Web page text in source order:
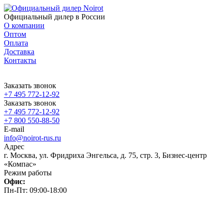
Официальный дилер в России
О компании
Оптом
Оплата
Доставка
Контакты
Заказать звонок
+7 495 772-12-92
Заказать звонок
+7 495 772-12-92
+7 800 550-88-50
E-mail
info@noirot-rus.ru
Адрес
г. Москва, ул. Фридриха Энгельса, д. 75, стр. 3, Бизнес-центр
«Компас»
Режим работы
Офис:
Пн-Пт: 09:00-18:00